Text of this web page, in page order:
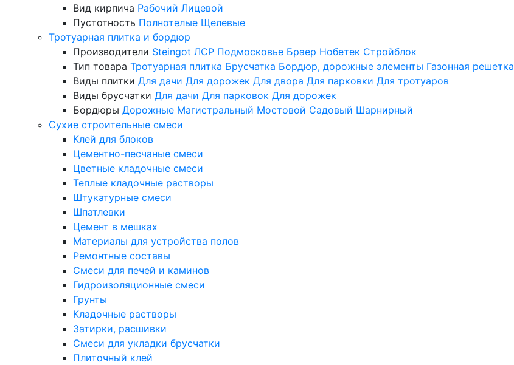
Вид кирпича Рабочий Лицевой
Пустотность Полнотелые Щелевые
Тротуарная плитка и бордюр
Производители Steingot ЛСР Подмосковье Браер Нобетек Стройблок
Тип товара Тротуарная плитка Брусчатка Бордюр, дорожные элементы Газонная решетка
Виды плитки Для дачи Для дорожек Для двора Для парковки Для тротуаров
Виды брусчатки Для дачи Для парковок Для дорожек
Бордюры Дорожные Магистральный Мостовой Садовый Шарнирный
Сухие строительные смеси
Клей для блоков
Цементно-песчаные смеси
Цветные кладочные смеси
Теплые кладочные растворы
Штукатурные смеси
Шпатлевки
Цемент в мешках
Материалы для устройства полов
Ремонтные составы
Смеси для печей и каминов
Гидроизоляционные смеси
Грунты
Кладочные растворы
Затирки, расшивки
Смеси для укладки брусчатки
Плиточный клей